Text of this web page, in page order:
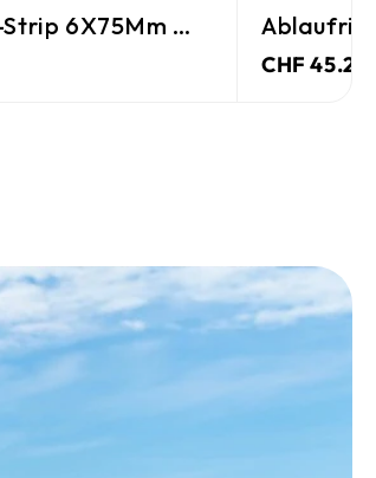
3M Steri-Strip 6X75Mm Weiss
CHF 45.25